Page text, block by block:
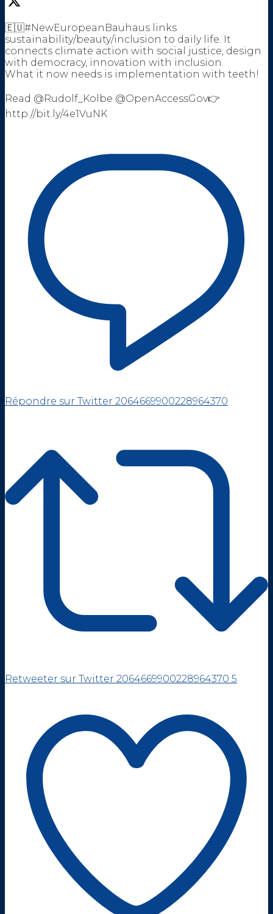
🇪🇺#NewEuropeanBauhaus links
sustainability/beauty/inclusion to daily life. It
connects climate action with social justice, design
with democracy, innovation with inclusion.
What it now needs is implementation with teeth!
Read @Rudolf_Kolbe @OpenAccessGov👉
http://bit.ly/4e1VuNK
Répondre sur Twitter 2064669900228964370
Retweeter sur Twitter 2064669900228964370 5